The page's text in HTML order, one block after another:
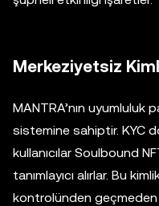
Merkeziyetsiz
MANTRA’nın uyumluluk
sistemine sahiptir. KYC
kullanıcılar Soulbound
tanımlayıcı alırlar. Bu
kontrolünden geçmeden